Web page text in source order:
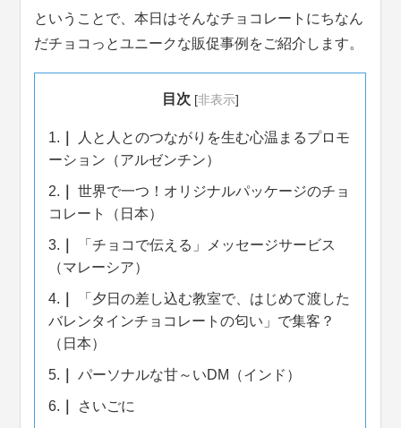
ということで、本日はそんなチョコレートにちなん
だチョコっとユニークな販促事例をご紹介します。
目次 [非表示]
1.
人と人とのつながりを生む心温まるプロモ
ーション（アルゼンチン）
2.
世界で一つ！オリジナルパッケージのチョ
コレート（日本）
3.
「チョコで伝える」メッセージサービス
（マレーシア）
4.
「夕日の差し込む教室で、はじめて渡した
バレンタインチョコレートの匂い」で集客？
（日本）
5. パーソナルな甘～いDM（インド）
6. さいごに